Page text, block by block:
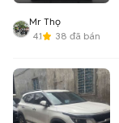
Mr Thọ
4.1
38 đã bán